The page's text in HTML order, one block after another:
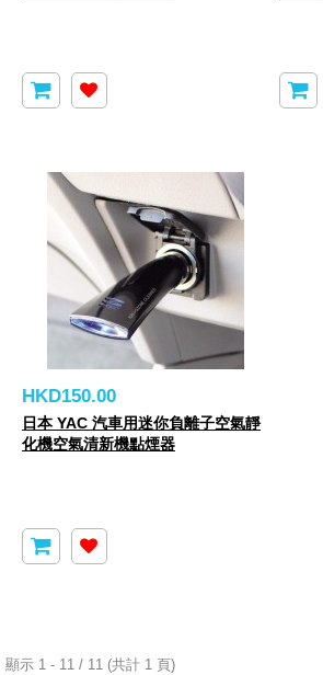
HKD150.00
日本 YAC 汽車用迷你負離子空氣靜
化機空氣清新機點煙器
顯示 1 - 11 / 11 (共計 1 頁)